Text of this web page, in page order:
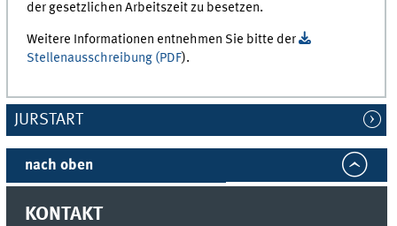
der gesetzlichen Arbeitszeit zu besetzen.
Weitere Informationen entnehmen Sie bitte der
Stellenausschreibung (PDF).
JURSTART
nach oben
KONTAKT